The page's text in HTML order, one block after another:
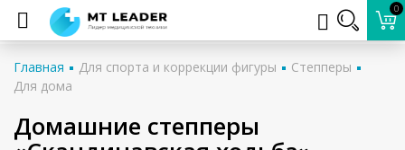
0
Главная Для спорта и коррекции фигуры
Степперы
Для дома
Домашние степперы